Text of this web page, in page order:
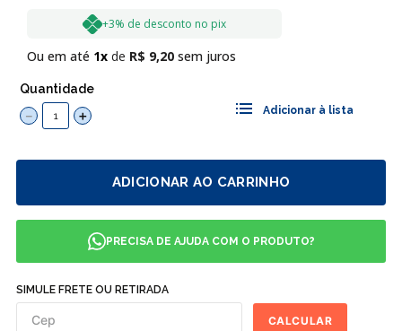
+3% de desconto no pix
Ou em até 1 R$ 9,20 sem juros
Quantidade
＋
－
ADICIONAR AO CARRINHO
PRECISA DE AJUDA COM O PRODUTO?
SIMULE FRETE OU RETIRADA
CALCULAR